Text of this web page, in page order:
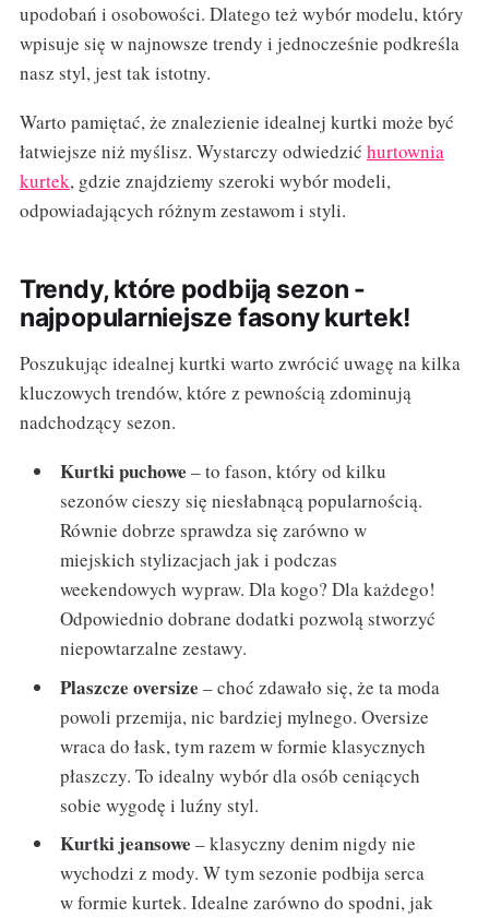
upodobań i osobowości. Dlatego też wybór modelu, który
wpisuje się w najnowsze trendy i jednocześnie podkreśla
nasz styl, jest tak istotny.
Warto pamiętać, że znalezienie idealnej kurtki może być
łatwiejsze niż myślisz. Wystarczy odwiedzić hurtownia
kurtek, gdzie znajdziemy szeroki wybór modeli,
odpowiadających różnym zestawom i styli.
Trendy, które podbiją sezon -
najpopularniejsze fasony kurtek!
Poszukując idealnej kurtki warto zwrócić uwagę na kilka
kluczowych trendów, które z pewnością zdominują
nadchodzący sezon.
Kurtki puchowe – to fason, który od kilku
sezonów cieszy się niesłabnącą popularnością.
Równie dobrze sprawdza się zarówno w
miejskich stylizacjach jak i podczas
weekendowych wypraw. Dla kogo? Dla każdego!
Odpowiednio dobrane dodatki pozwolą stworzyć
niepowtarzalne zestawy.
Plaszcze oversize – choć zdawało się, że ta moda
powoli przemija, nic bardziej mylnego. Oversize
wraca do łask, tym razem w formie klasycznych
płaszczy. To idealny wybór dla osób ceniących
sobie wygodę i luźny styl.
Kurtki jeansowe – klasyczny denim nigdy nie
wychodzi z mody. W tym sezonie podbija serca
w formie kurtek. Idealne zarówno do spodni, jak